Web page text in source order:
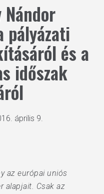
Nándor
és a
időszak
április 9.
az európai uniós
alapjait. Csak az